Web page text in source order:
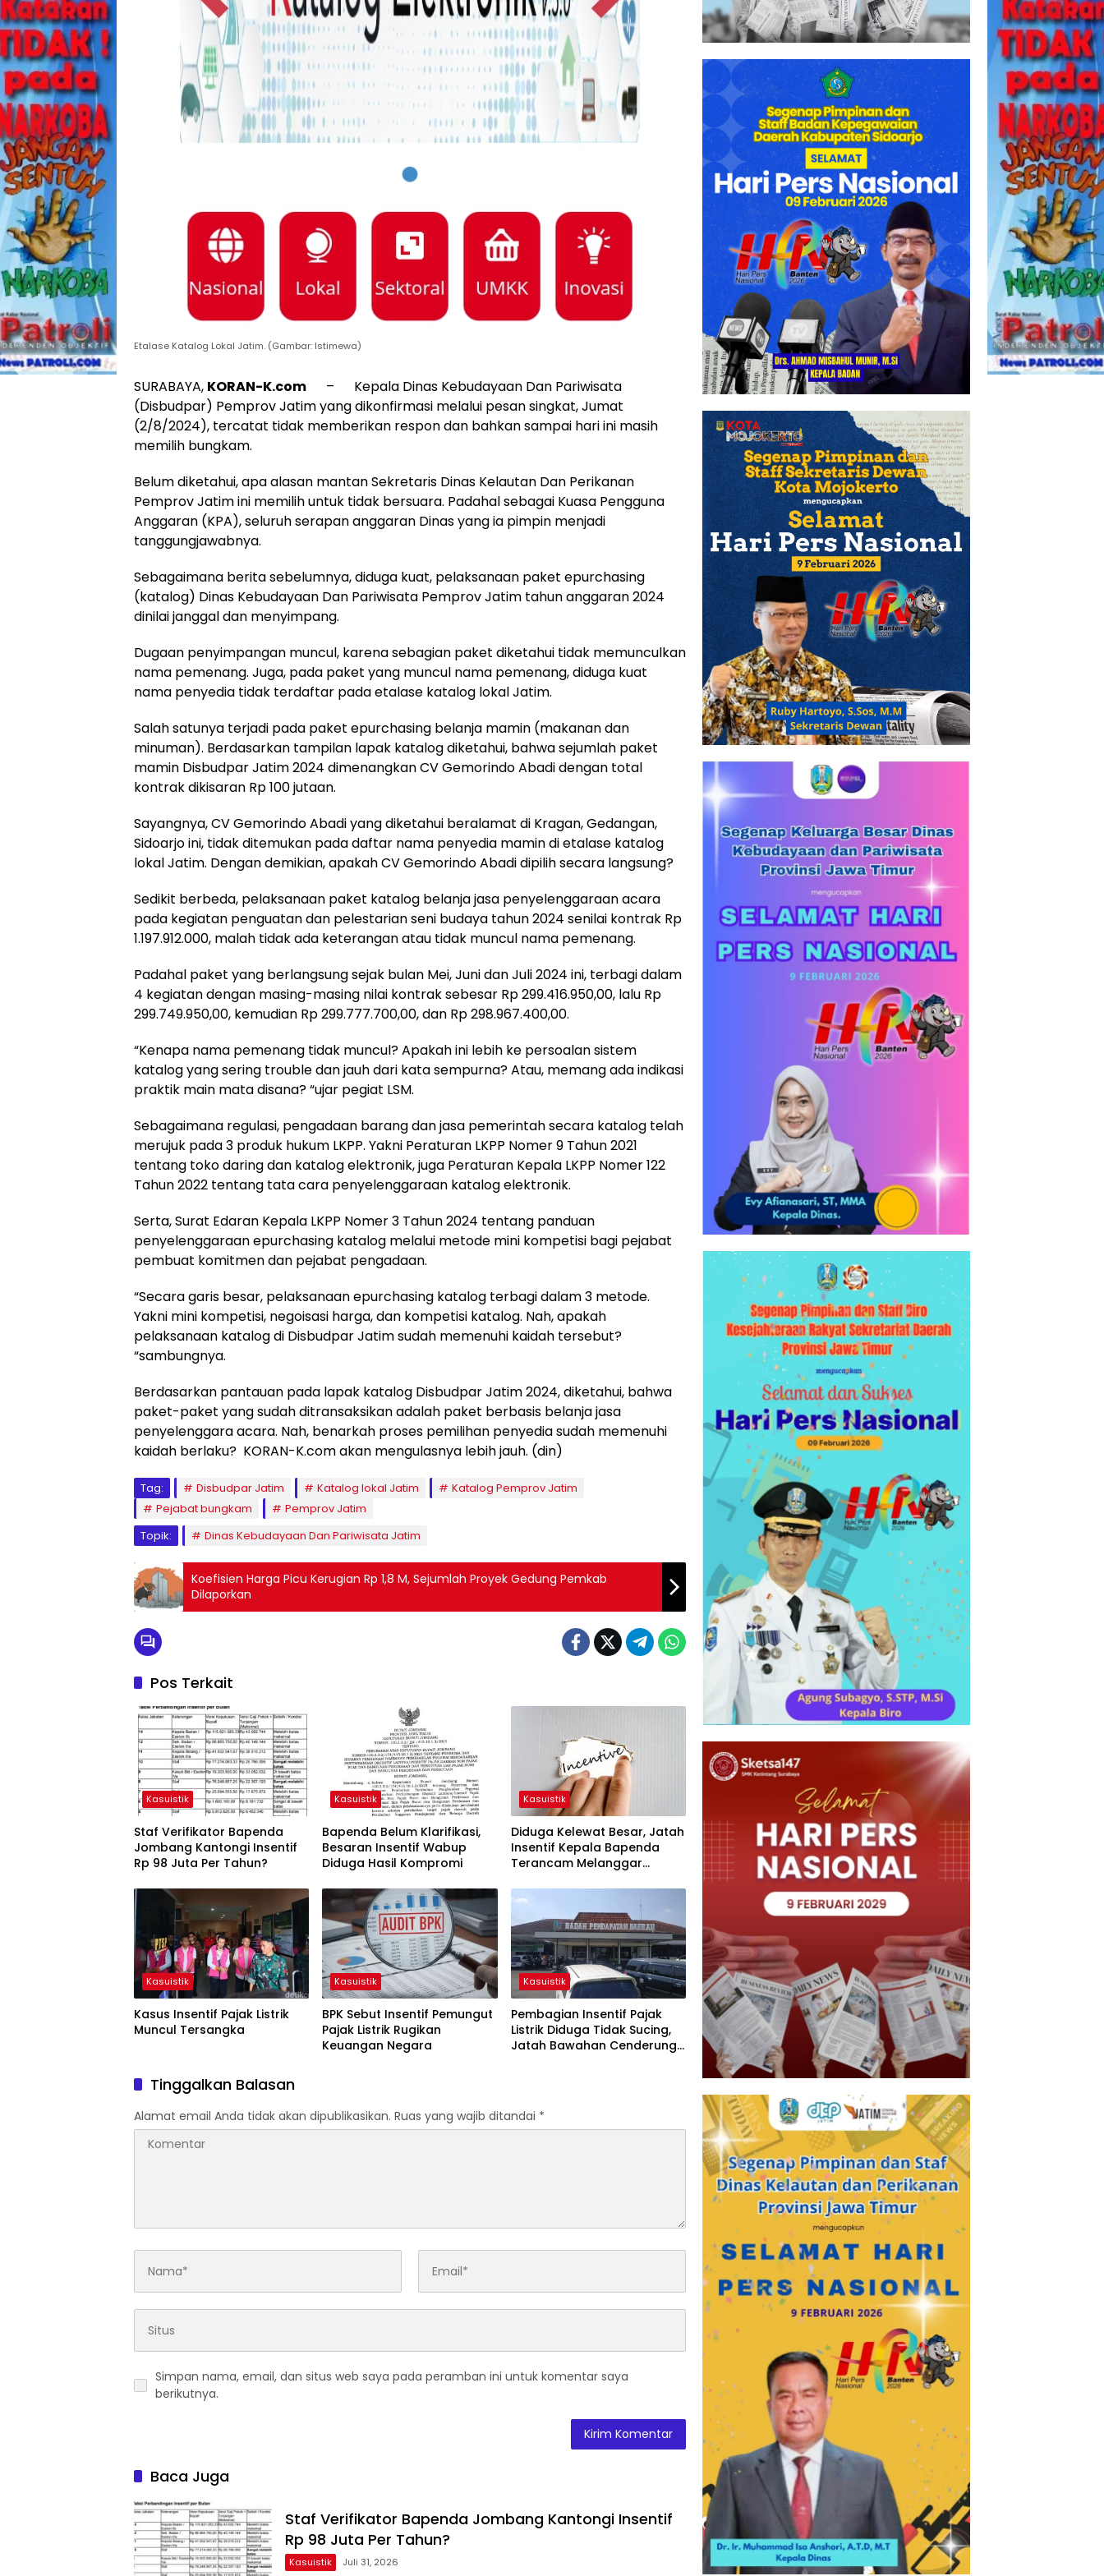
Etalase Katalog Lokal Jatim. (Gambar: Istimewa)
SURABAYA, KORAN-K.com – Kepala Dinas Kebudayaan Dan Pariwisata
(Disbudpar) Pemprov Jatim yang dikonfirmasi melalui pesan singkat, Jumat
(2/8/2024), tercatat tidak memberikan respon dan bahkan sampai hari ini masih
memilih bungkam.
Belum diketahui, apa alasan mantan Sekretaris Dinas Kelautan Dan Perikanan
Pemprov Jatim ini memilih untuk tidak bersuara. Padahal sebagai Kuasa Pengguna
Anggaran (KPA), seluruh serapan anggaran Dinas yang ia pimpin menjadi
tanggungjawabnya.
Sebagaimana berita sebelumnya, diduga kuat, pelaksanaan paket epurchasing
(katalog) Dinas Kebudayaan Dan Pariwisata Pemprov Jatim tahun anggaran 2024
dinilai janggal dan menyimpang.
Dugaan penyimpangan muncul, karena sebagian paket diketahui tidak memunculkan
nama pemenang. Juga, pada paket yang muncul nama pemenang, diduga kuat
nama penyedia tidak terdaftar pada etalase katalog lokal Jatim.
Salah satunya terjadi pada paket epurchasing belanja mamin (makanan dan
minuman). Berdasarkan tampilan lapak katalog diketahui, bahwa sejumlah paket
mamin Disbudpar Jatim 2024 dimenangkan CV Gemorindo Abadi dengan total
kontrak dikisaran Rp 100 jutaan.
Sayangnya, CV Gemorindo Abadi yang diketahui beralamat di Kragan, Gedangan,
Sidoarjo ini, tidak ditemukan pada daftar nama penyedia mamin di etalase katalog
lokal Jatim. Dengan demikian, apakah CV Gemorindo Abadi dipilih secara langsung?
Sedikit berbeda, pelaksanaan paket katalog belanja jasa penyelenggaraan acara
pada kegiatan penguatan dan pelestarian seni budaya tahun 2024 senilai kontrak Rp
1.197.912.000, malah tidak ada keterangan atau tidak muncul nama pemenang.
Padahal paket yang berlangsung sejak bulan Mei, Juni dan Juli 2024 ini, terbagi dalam
4 kegiatan dengan masing-masing nilai kontrak sebesar Rp 299.416.950,00, lalu Rp
299.749.950,00, kemudian Rp 299.777.700,00, dan Rp 298.967.400,00.
“Kenapa nama pemenang tidak muncul? Apakah ini lebih ke persoalan sistem
katalog yang sering trouble dan jauh dari kata sempurna? Atau, memang ada indikasi
praktik main mata disana? “ujar pegiat LSM.
Sebagaimana regulasi, pengadaan barang dan jasa pemerintah secara katalog telah
merujuk pada 3 produk hukum LKPP. Yakni Peraturan LKPP Nomer 9 Tahun 2021
tentang toko daring dan katalog elektronik, juga Peraturan Kepala LKPP Nomer 122
Tahun 2022 tentang tata cara penyelenggaraan katalog elektronik.
Serta, Surat Edaran Kepala LKPP Nomer 3 Tahun 2024 tentang panduan
penyelenggaraan epurchasing katalog melalui metode mini kompetisi bagi pejabat
pembuat komitmen dan pejabat pengadaan.
“Secara garis besar, pelaksanaan epurchasing katalog terbagi dalam 3 metode.
Yakni mini kompetisi, negoisasi harga, dan kompetisi katalog. Nah, apakah
pelaksanaan katalog di Disbudpar Jatim sudah memenuhi kaidah tersebut?
“sambungnya.
Berdasarkan pantauan pada lapak katalog Disbudpar Jatim 2024, diketahui, bahwa
paket-paket yang sudah ditransaksikan adalah paket berbasis belanja jasa
penyelenggara acara. Nah, benarkah proses pemilihan penyedia sudah memenuhi
kaidah berlaku? KORAN-K.com akan mengulasnya lebih jauh. (din)
Tag: Disbudpar Jatim Katalog lokal Jatim
Katalog Pemprov Jatim
Pejabat bungkam
Pemprov Jatim
Topik:
Dinas Kebudayaan Dan Pariwisata Jatim
Koefisien Harga Picu Kerugian Rp 1,8 M, Sejumlah Proyek Gedung Pemkab
Dilaporkan
Pos Terkait
Kasuistik
Staf Verifikator Bapenda
Jombang Kantongi Insentif
Rp 98 Juta Per Tahun?
Kasuistik
Bapenda Belum Klarifikasi,
Besaran Insentif Wabup
Diduga Hasil Kompromi
Kasuistik
Diduga Kelewat Besar, Jatah
Insentif Kepala Bapenda
Terancam Melanggar
Kasuistik
Kasus Insentif Pajak Listrik
Muncul Tersangka
Kasuistik
BPK Sebut Insentif Pemungut
Pajak Listrik Rugikan
Keuangan Negara
Kasuistik
Pembagian Insentif Pajak
Listrik Diduga Tidak Sucing,
Jatah Bawahan Cenderung
Tinggalkan Balasan
Alamat email Anda tidak akan dipublikasikan. Ruas yang wajib ditandai *
Simpan nama, email, dan situs web saya pada peramban ini untuk komentar saya
berikutnya.
Baca Juga
Staf Verifikator Bapenda Jombang Kantongi Insentif
Rp 98 Juta Per Tahun?
Kasuistik Juli 31, 2026